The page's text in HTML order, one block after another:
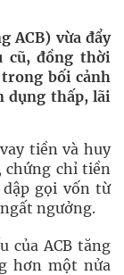
ACB) vừa đẩy
cũ, đồng thời
bối cảnh
dụng thấp, lãi
tiền và huy
chứng chỉ tiền
dập gọi vốn từ
ngưởng.
của ACB tăng
hơn một nửa